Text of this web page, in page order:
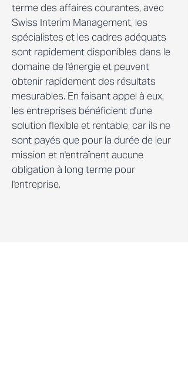
terme des affaires courantes, avec
Swiss Interim Management, les
spécialistes et les cadres adéquats
sont rapidement disponibles dans le
domaine de l'énergie et peuvent
obtenir rapidement des résultats
mesurables. En faisant appel à eux,
les entreprises bénéficient d'une
solution flexible et rentable, car ils ne
sont payés que pour la durée de leur
mission et n'entraînent aucune
obligation à long terme pour
l'entreprise.